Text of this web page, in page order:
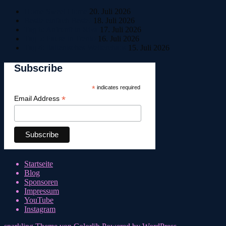
20. Juli 2026
18. Juli 2026
17. Juli 2026
16. Juli 2026
15. Juli 2026
Subscribe
*indicates required
Email Address *
Startseite
Blog
Sponsoren
Impressum
YouTube
Instagram